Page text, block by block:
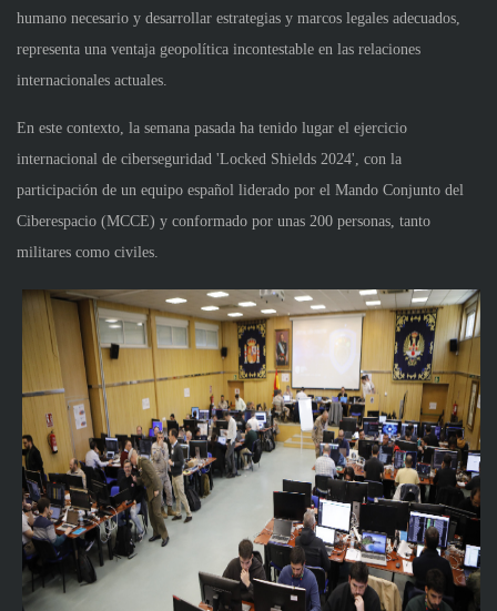
humano necesario y desarrollar estrategias y marcos legales adecuados,
representa una ventaja geopolítica incontestable en las relaciones
internacionales actuales.
En este contexto, la semana pasada ha tenido lugar el ejercicio
internacional de ciberseguridad 'Locked Shields 2024', con la
participación de un equipo español liderado por el Mando Conjunto del
Ciberespacio (MCCE) y conformado por unas 200 personas, tanto
militares como civiles.